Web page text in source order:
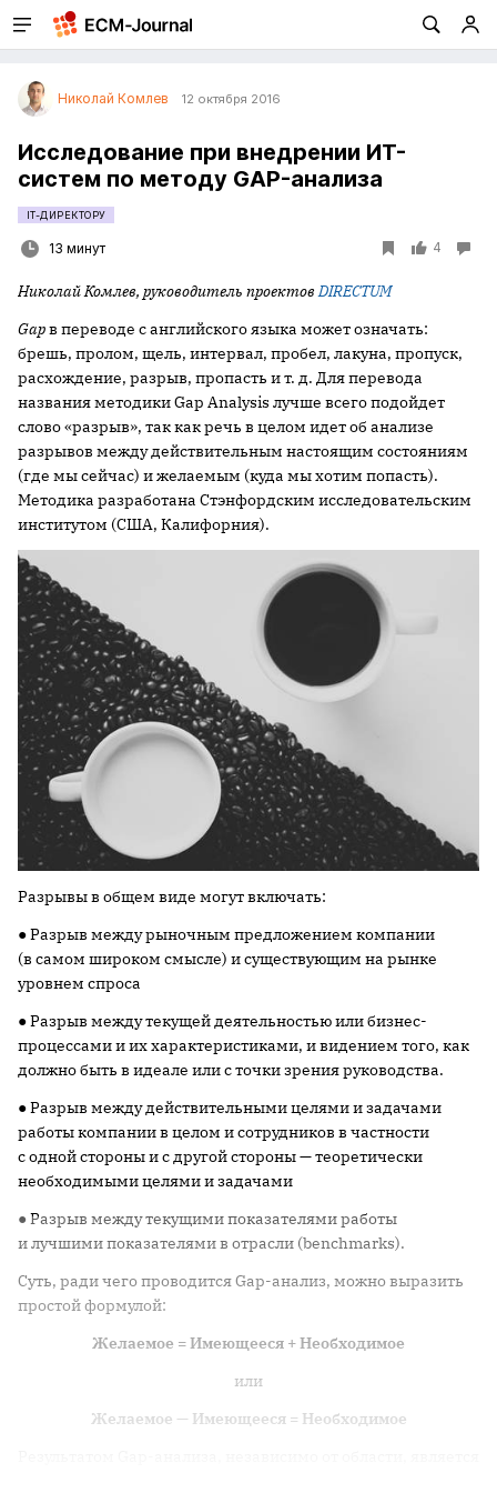
Николай Комлев 12 октября 2016
Исследование при внедрении ИТ-
систем по методу GAP-анализа
IT-ДИРЕКТОРУ
13 минут 4
Николай Комлев, руководитель проектовDIRECTUM
Gapв переводе с английского языка может означать:
брешь, пролом, щель, интервал, пробел, лакуна, пропуск,
расхождение, разрыв, пропасть и т. д. Для перевода
названия методики Gap Analysis лучше всего подойдет
слово «разрыв», так как речь в целом идет об анализе
разрывов между действительным настоящим состояниям
(где мы сейчас) и желаемым (куда мы хотим попасть).
Методика разработана Стэнфордским исследовательским
институтом (США, Калифорния).
Разрывы в общем виде могут включать:
● Разрыв между рыночным предложением компании
(в самом широком смысле) и существующим на рынке
уровнем спроса
● Разрыв между текущей деятельностью или бизнес-
процессами и их характеристиками, и видением того, как
должно быть в идеале или с точки зрения руководства.
● Разрыв между действительными целями и задачами
работы компании в целом и сотрудников в частности
с одной стороны и с другой стороны — теоретически
необходимыми целями и задачами
● Разрыв между текущими показателями работы
и лучшими показателями в отрасли (benchmarks).
Суть, ради чего проводится Gap-анализ, можно выразить
простой формулой:
Желаемое = Имеющееся + Необходимое
или
Желаемое — Имеющееся = Необходимое